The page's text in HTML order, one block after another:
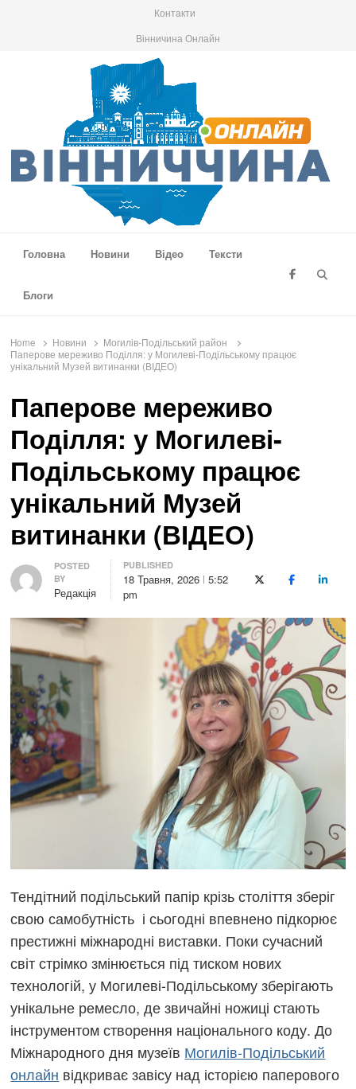
Контакти
Вінничина Онлайн
Головна
Новини Відео Тексти
Блоги
Home Новини
Могилів-Подільський район
Паперове мереживо Поділля: у Могилеві-Подільському працює
унікальний Музей витинанки (ВІДЕО)
Паперове мереживо
Поділля: у Могилеві-
Подільському працює
унікальний Музей
витинанки (ВІДЕО)
Author
POSTED
BY
Редакція
PUBLISHED
18 Травня, 2026
5:52
pm
X (Twitter)Facebook
Тендітний подільський папір крізь століття зберіг
свою самобутність і сьогодні впевнено підкорює
престижні міжнародні виставки. Поки сучасний
світ стрімко змінюється під тиском нових
технологій, у Могилеві-Подільському зберігають
унікальне ремесло, де звичайні ножиці стають
інструментом створення національного коду. До
Міжнародного дня музеїв Могилів-Подільський
онлайн відкриває завісу над історією паперового